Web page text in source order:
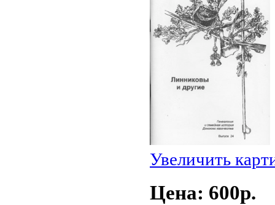
Увеличить
Цена: 600p.